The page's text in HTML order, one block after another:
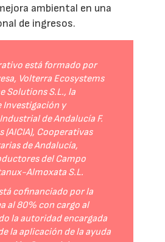
ambiental en una
de ingresos.
está formado por
Volterra Ecosystems
Solutions S.L., la
Investigación y
de Andalucía F.
(AICIA), Cooperativas
de Andalucía,
del Campo
Almoxata S.L.
cofinanciado por la
al 80% con cargo al
la autoridad encargada
la aplicación de la ayuda